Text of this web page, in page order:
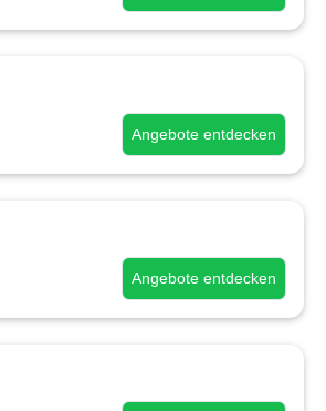
Angebote entdecken
Angebote entdecken